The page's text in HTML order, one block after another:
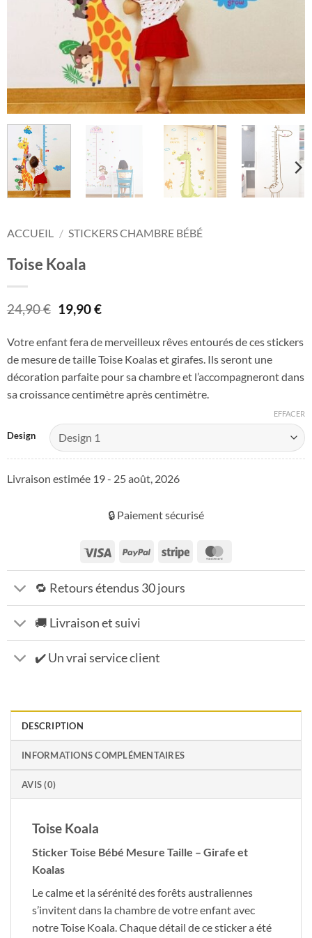
ACCUEIL / STICKERS CHAMBRE BÉBÉ
Toise Koala
24,90€ Le
prix
initial
était :
24,90 €.
19,90€Le
actuel
est :
19,90 €.
Votre enfant fera de merveilleux rêves entourés de ces stickers
de mesure de taille Toise Koalas et girafes. Ils seront une
décoration parfaite pour sa chambre et l’accompagneront dans
sa croissance centimètre après centimètre.
Design
EFFACER
Livraison estimée 19 - 25 août, 2026
🔒 Paiement sécurisé
Visa PayPal Stripe
🔁 Retours étendus 30 jours
🚚 Livraison et suivi
✔️ Un vrai service client
DESCRIPTION
INFORMATIONS COMPLÉMENTAIRES
AVIS (0)
Toise Koala
Sticker Toise Bébé Mesure Taille – Girafe et
Koalas
Le calme et la sérénité des forêts australiennes
s’invitent dans la chambre de votre enfant avec
notre Toise Koala. Chaque détail de ce sticker a été